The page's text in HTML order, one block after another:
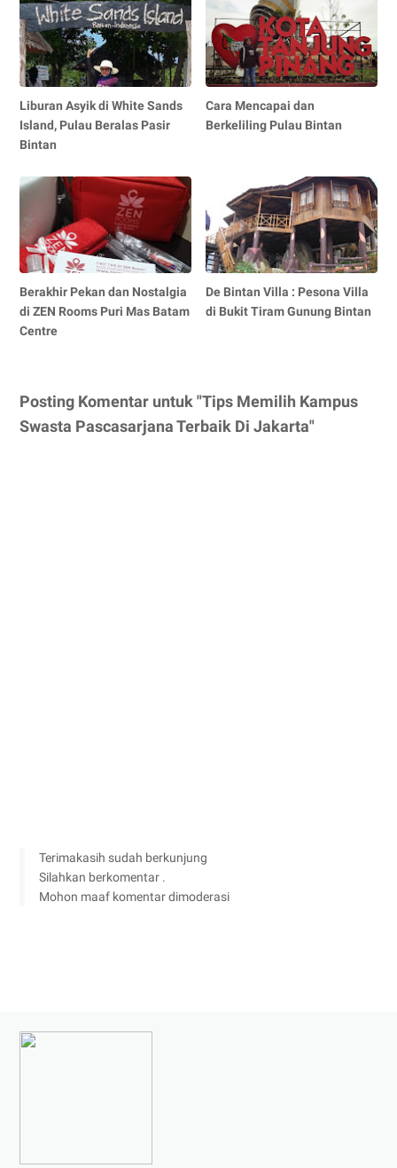
Liburan Asyik di White Sands
Island, Pulau Beralas Pasir
Bintan
Cara Mencapai dan
Berkeliling Pulau Bintan
Berakhir Pekan dan Nostalgia
di ZEN Rooms Puri Mas Batam
Centre
De Bintan Villa : Pesona Villa
di Bukit Tiram Gunung Bintan
Posting Komentar untuk "Tips Memilih Kampus
Swasta Pascasarjana Terbaik Di Jakarta"
Terimakasih sudah berkunjung
Silahkan berkomentar .
Mohon maaf komentar dimoderasi